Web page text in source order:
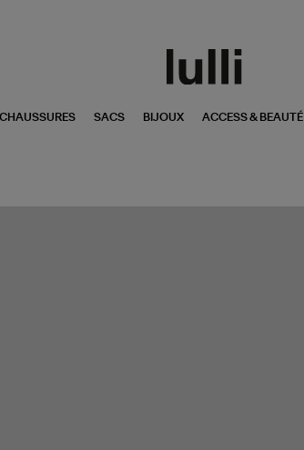
CHAUSSURES SACS BIJOUX ACCESS & BEAUTÉ